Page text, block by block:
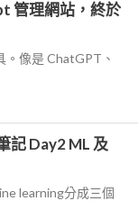
管理網站，終於
像是 ChatGPT、
記 Day2 ML 及
learning分成三個